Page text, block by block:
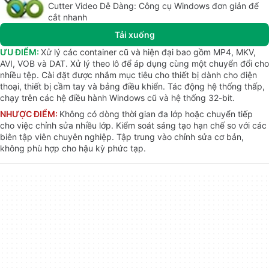
Cutter Video Dễ Dàng: Công cụ Windows đơn giản để
cắt nhanh
Tải xuống
ƯU ĐIỂM: Xử lý các container cũ và hiện đại bao gồm MP4, MKV,
AVI, VOB và DAT. Xử lý theo lô để áp dụng cùng một chuyển đổi cho
nhiều tệp. Cài đặt được nhắm mục tiêu cho thiết bị dành cho điện
thoại, thiết bị cầm tay và bảng điều khiển. Tác động hệ thống thấp,
chạy trên các hệ điều hành Windows cũ và hệ thống 32-bit.
NHƯỢC ĐIỂM: Không có dòng thời gian đa lớp hoặc chuyển tiếp
cho việc chỉnh sửa nhiều lớp. Kiểm soát sáng tạo hạn chế so với các
biên tập viên chuyên nghiệp. Tập trung vào chỉnh sửa cơ bản,
không phù hợp cho hậu kỳ phức tạp.